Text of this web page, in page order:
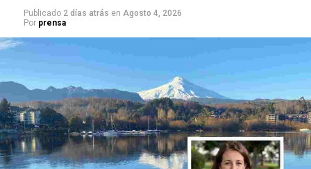
Publicado 2 días atrás en Agosto 4, 2026
Por prensa